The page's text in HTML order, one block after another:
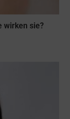
wirken sie?